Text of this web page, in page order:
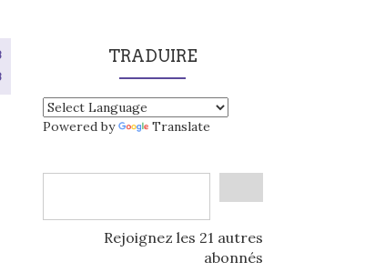
TRADUIRE
Powered by Translate
Rejoignez les 21 autres
abonnés